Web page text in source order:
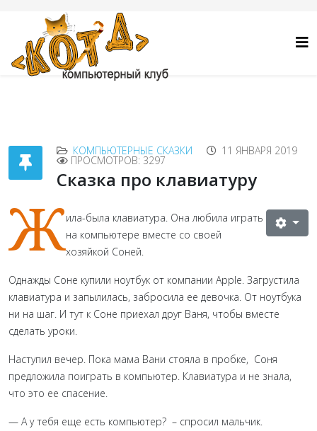
КОМПЬЮТЕРНЫЕ СКАЗКИ 11 ЯНВАРЯ 2019
ПРОСМОТРОВ: 3297
Сказка про клавиатуру
Жила-была клавиатура. Она любила играть
на компьютере вместе со своей
хозяйкой Соней.
Однажды Соне купили ноутбук от компании Аpplе. Загрустила
клавиатура и запылилась, забросила ее девочка. От ноутбука
ни на шаг. И тут к Соне приехал друг Ваня, чтобы вместе
сделать уроки.
Наступил вечер. Пока мама Вани стояла в пробке, Соня
предложила поиграть в компьютер. Клавиатура и не знала,
что это ее спасение.
— А у тебя еще есть компьютер? ­– спросил мальчик.